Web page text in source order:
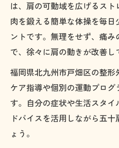
は、肩の可動域を広げるス
肉を鍛える簡単な体操を毎
ントです。無理をせず、痛
で、徐々に肩の動きが改善し
福岡県北九州市戸畑区の整
ケア指導や個別の運動プログ
す。自分の症状や生活スタ
ドバイスを活用しながら五
ょう。